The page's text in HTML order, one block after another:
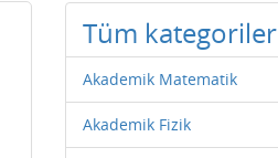
Tüm kategoriler
Akademik Matematik
Akademik Fizik